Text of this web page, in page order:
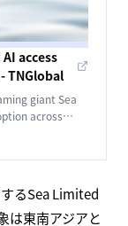
access
TNGlobal
giant Sea
across
e-commerce.
るSea Limited
は東南アジアと